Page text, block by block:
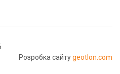
Розробка сайтуgeotlon.com